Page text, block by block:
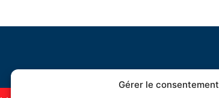
Gérer le consentement